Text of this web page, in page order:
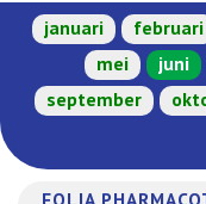
januari februari
mei
juni
september
FOLIA